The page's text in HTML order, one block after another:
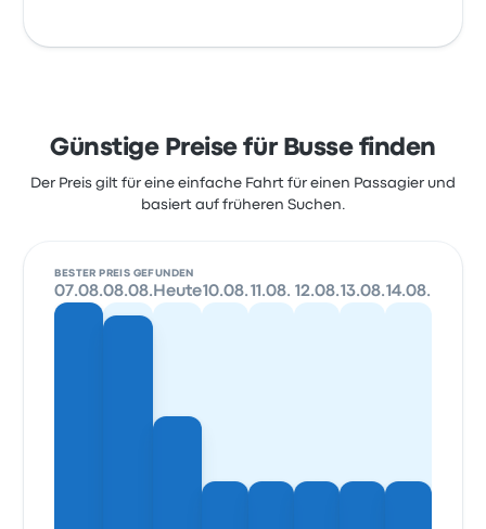
Günstige Preise für Busse finden
Der Preis gilt für eine einfache Fahrt für einen Passagier und
basiert auf früheren Suchen.
BESTER PREIS GEFUNDEN
07.08.08.08. Heute10.08. 11.08. 12.08.13.08.14.08.